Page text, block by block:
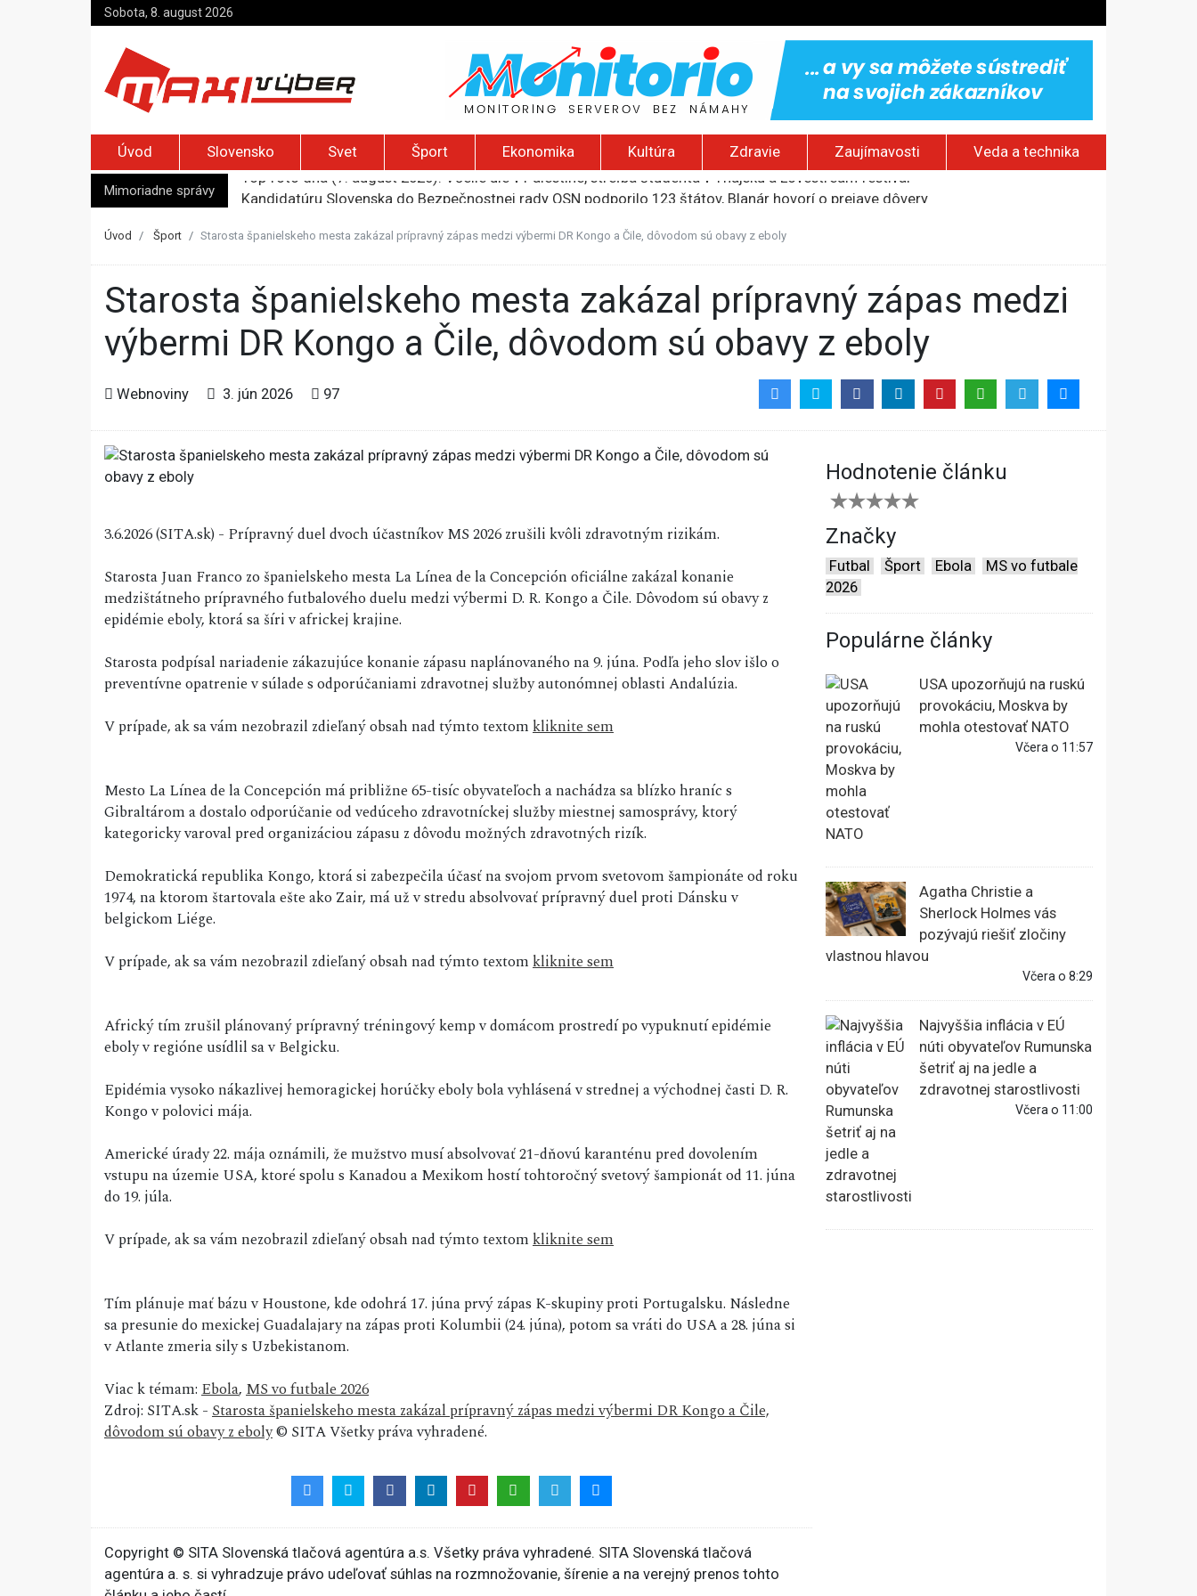
Sobota, 8. august 2026
Úvod Slovensko Svet Šport Ekonomika Kultúra Zdravie Zaujímavosti Veda a technika
Mimoriadne správy
Kandidatúru Slovenska do Bezpečnostnej rady OSN podporilo 123 štátov, Blanár hovorí o prejave dôvery
Pápež Lev XIV. sa vo Francúzsku stretne s obeťami sexuálneho zneužívania kňazmi
Úvod Šport Starosta španielskeho mesta zakázal prípravný zápas medzi výbermi DR Kongo a Čile, dôvodom sú obavy z eboly
Starosta španielskeho mesta zakázal prípravný zápas medzi
výbermi DR Kongo a Čile, dôvodom sú obavy z eboly
Webnoviny 3. jún 2026 97
3.6.2026 (SITA.sk) - Prípravný duel dvoch účastníkov MS 2026 zrušili kvôli zdravotným rizikám.
Starosta Juan Franco zo španielskeho mesta La Línea de la Concepción oficiálne zakázal konanie
medzištátneho prípravného futbalového duelu medzi výbermi D. R. Kongo a Čile. Dôvodom sú obavy z
epidémie eboly, ktorá sa šíri v africkej krajine.
Starosta podpísal nariadenie zákazujúce konanie zápasu naplánovaného na 9. júna. Podľa jeho slov išlo o
preventívne opatrenie v súlade s odporúčaniami zdravotnej služby autonómnej oblasti Andalúzia.
V prípade, ak sa vám nezobrazil zdieľaný obsah nad týmto textomkliknite sem
Mesto La Línea de la Concepción má približne 65-tisíc obyvateľoch a nachádza sa blízko hraníc s
Gibraltárom a dostalo odporúčanie od vedúceho zdravotníckej služby miestnej samosprávy, ktorý
kategoricky varoval pred organizáciou zápasu z dôvodu možných zdravotných rizík.
Demokratická republika Kongo, ktorá si zabezpečila účasť na svojom prvom svetovom šampionáte od roku
1974, na ktorom štartovala ešte ako Zair, má už v stredu absolvovať prípravný duel proti Dánsku v
belgickom Liége.
V prípade, ak sa vám nezobrazil zdieľaný obsah nad týmto textomkliknite sem
Africký tím zrušil plánovaný prípravný tréningový kemp v domácom prostredí po vypuknutí epidémie
eboly v regióne usídlil sa v Belgicku.
Epidémia vysoko nákazlivej hemoragickej horúčky eboly bola vyhlásená v strednej a východnej časti D. R.
Kongo v polovici mája.
Americké úrady 22. mája oznámili, že mužstvo musí absolvovať 21-dňovú karanténu pred dovolením
vstupu na územie USA, ktoré spolu s Kanadou a Mexikom hostí tohtoročný svetový šampionát od 11. júna
do 19. júla.
V prípade, ak sa vám nezobrazil zdieľaný obsah nad týmto textomkliknite sem
Tím plánuje mať bázu v Houstone, kde odohrá 17. júna prvý zápas K-skupiny proti Portugalsku. Následne
sa presunie do mexickej Guadalajary na zápas proti Kolumbii (24. júna), potom sa vráti do USA a 28. júna si
v Atlante zmeria sily s Uzbekistanom.
Viac k témam:Ebola,MS vo futbale 2026
Zdroj: SITA.sk -Starosta španielskeho mesta zakázal prípravný zápas medzi výbermi DR Kongo a Čile,
dôvodom sú obavy z eboly© SITA Všetky práva vyhradené.
Hodnotenie článku
Značky
Futbal Šport Ebola
MS vo futbale
2026
Populárne články
USA upozorňujú na ruskú
provokáciu, Moskva by
mohla otestovať NATO
Včera o 11:57
Agatha Christie a
Sherlock Holmes vás
pozývajú riešiť zločiny
vlastnou hlavou
Včera o 8:29
Najvyššia inflácia v EÚ
núti obyvateľov Rumunska
šetriť aj na jedle a
zdravotnej starostlivosti
Včera o 11:00
Copyright © SITA Slovenská tlačová agentúra a.s. Všetky práva vyhradené. SITA Slovenská tlačová
agentúra a. s. si vyhradzuje právo udeľovať súhlas na rozmnožovanie, šírenie a na verejný prenos tohto